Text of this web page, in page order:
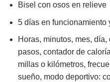
Bisel con osos en relieve
5 días en funcionamiento
Horas, minutos, mes,
pasos, contador de
millas o kilómetros,
sueño, modo deportivo: